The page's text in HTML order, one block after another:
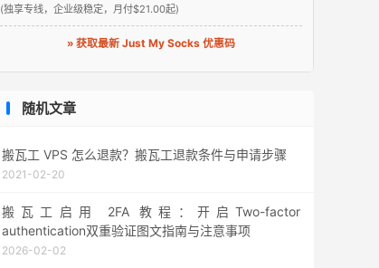
(独享专线，企业级稳定，月付$21.00起)
» 获取最新 Just My Socks 优惠码
随机文章
搬瓦工 VPS 怎么退款？搬瓦工退款条件与申请步骤
2021-02-20
搬瓦工启用 2FA 教程：开启Two-factor
authentication双重验证图文指南与注意事项
2026-02-02